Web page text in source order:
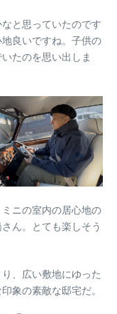
と思っていたのです
良いですね。子供の
たのを思い出しま
ニの室内の居心地の
ん。とても楽しそう
、広い敷地にゆった
象の素敵な邸宅だ。